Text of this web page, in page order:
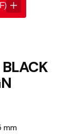
mm